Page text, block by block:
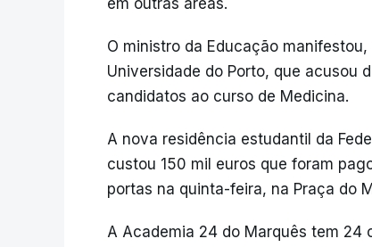
em outras áreas.
O ministro da Educação
Universidade do Porto, que acusou
candidatos ao curso de Medicina.
A nova residência estudantil da
custou 150 mil euros que foram
portas na quinta-feira, na Praça do
A Academia 24 do Marquês tem 24